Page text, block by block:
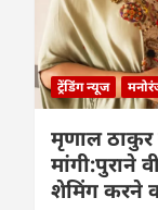
ट्रेंडिंग न्यूज
मृणाल ठाकुर
मांगी:पुराने
शेमिंग करने